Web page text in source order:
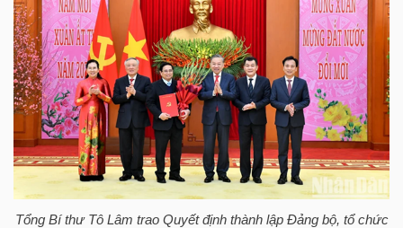
Tổng Bí thư Tô Lâm trao Quyết định thành lập Đảng bộ, tổ chức
CỔ
PHIẾU
PHÁI
SINH